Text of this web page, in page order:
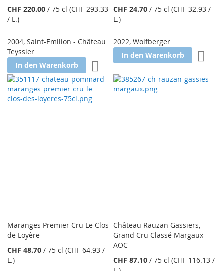
CHF 220.00 / 75 cl (CHF 293.33
/ L.)
2004, Saint-Emilion - Château
Teyssier
In den Warenkorb
Zur Wunschliste hinzufügen
CHF 24.70 /75 cl (CHF 32.93 /
L.)
2022,Wolfberger
In den Warenkorb
Maranges Premier Cru Le Clos
de Loyère
CHF 48.70 / 75 cl (CHF 64.93 /
L.)
Château Rauzan Gassiers,
Grand Cru Classé Margaux
AOC
CHF 87.10 /75 cl (CHF 116.13 /